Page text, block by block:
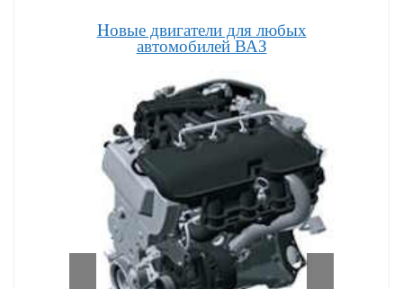
Hовые двигатели для любых
автомобилей ВАЗ